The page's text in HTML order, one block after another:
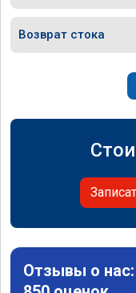
Возврат стока
Отзывы о нас: